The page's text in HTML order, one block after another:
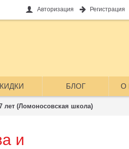
Авторизация Регистрация
БЛОГ О
лет (Ломоносовская школа)
и